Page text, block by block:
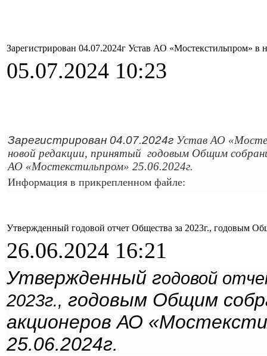
Зарегистрирован 04.07.2024г Устав АО «Мостекстильпром» в
05.07.2024 10:23
Зарегистрирован 04.07.2024г Устав АО
новой редакции, принятый годовым Общим
АО «Мостекстильпром» 25.06.2024г.
Информация в прикрепленном файле:
Утвержденный годовой отчет Общества за 2023г., годовым
26.06.2024 16:21
Утвержденный годовой
2023г., годовым Общим
акционеров АО
25.06.2024г.